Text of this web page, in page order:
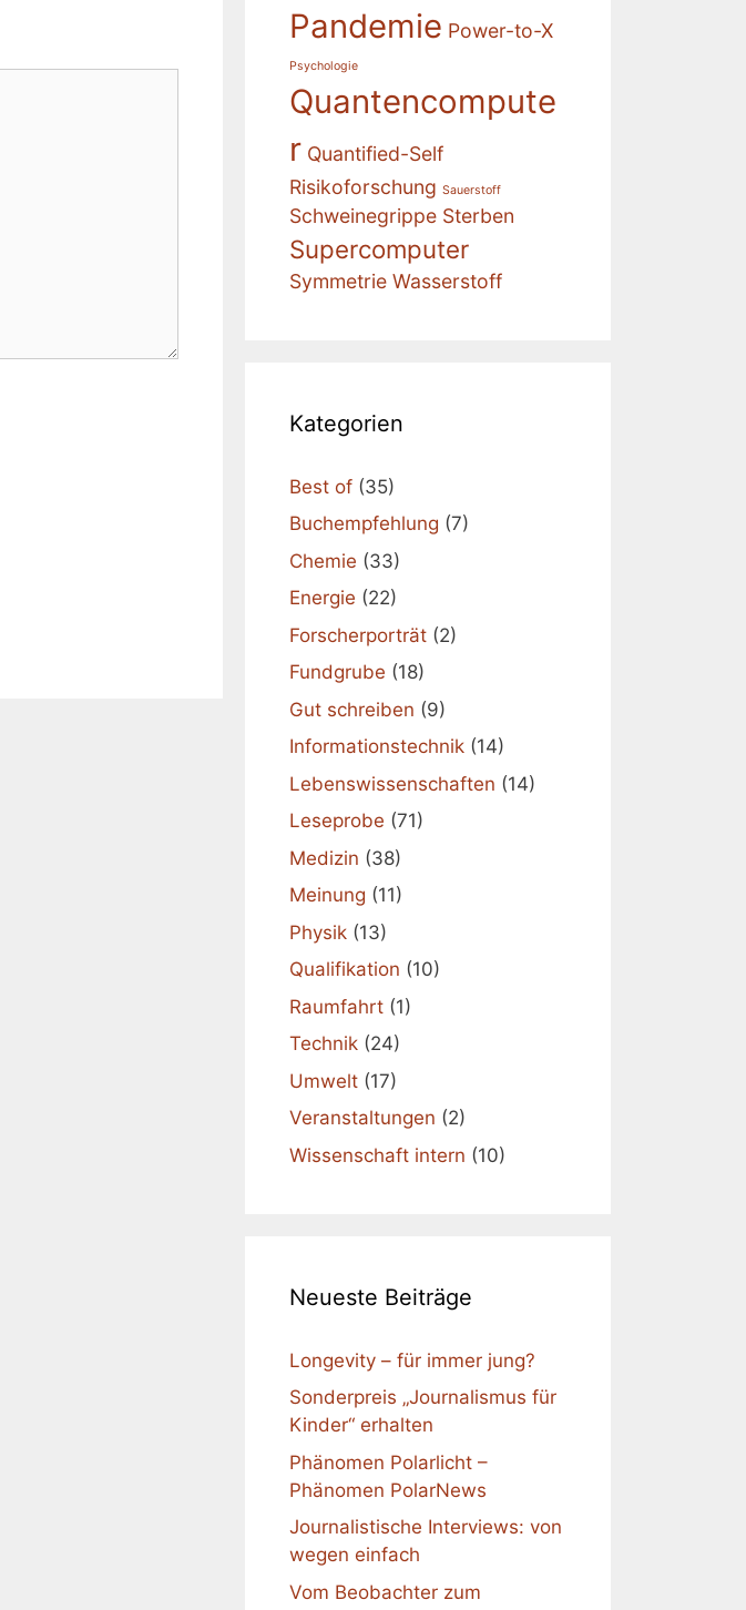
Pandemie Power-to-X
Psychologie
Quantencompute
r Quantified-Self
Risikoforschung Sauerstoff
Schweinegrippe Sterben
Supercomputer
Symmetrie Wasserstoff
Kategorien
Best of (35)
Buchempfehlung (7)
Chemie (33)
Energie (22)
Forscherporträt (2)
Fundgrube (18)
Gut schreiben (9)
Informationstechnik (14)
Lebenswissenschaften (14)
Leseprobe (71)
Medizin (38)
Meinung (11)
Physik (13)
Qualifikation (10)
Raumfahrt (1)
Technik (24)
Umwelt (17)
Veranstaltungen (2)
Wissenschaft intern (10)
Neueste Beiträge
Longevity – für immer jung?
Sonderpreis „Journalismus für
Kinder“ erhalten
Phänomen Polarlicht –
Phänomen PolarNews
Journalistische Interviews: von
wegen einfach
Vom Beobachter zum